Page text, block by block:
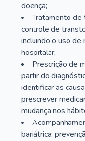
doença;
Tratamento de
controle de
incluindo o uso
hospitalar;
Prescrição de
partir do
identificar as
prescrever
mudança nos
bariátrica: